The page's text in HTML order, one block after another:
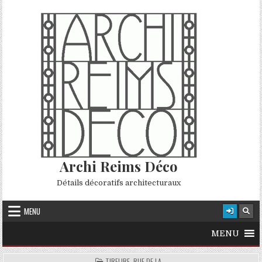
Skip to content
Archi Reims Déco
Détails décoratifs architecturaux
MENU
MENU